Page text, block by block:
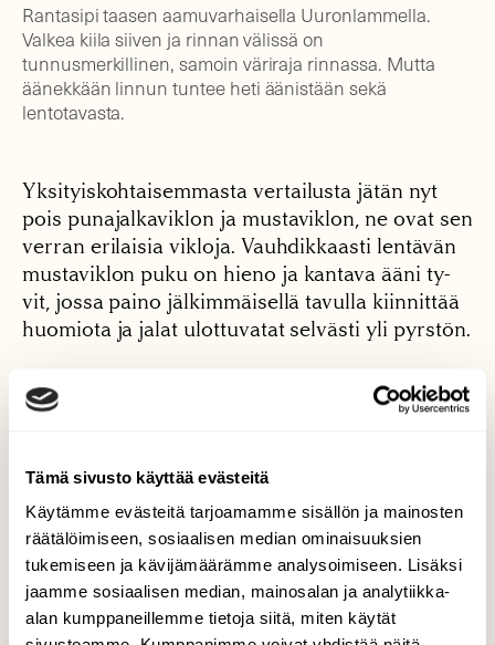
Tämä sivusto käyttää evästeitä
Käytämme evästeitä tarjoamamme sisällön ja mainosten
räätälöimiseen, sosiaalisen median ominaisuuksien
tukemiseen ja kävijämäärämme analysoimiseen. Lisäksi
jaamme sosiaalisen median, mainosalan ja analytiikka-
alan kumppaneillemme tietoja siitä, miten käytät
Rantasipi taasen aamuvarhaisella Uuronlammella.
Valkea kiila siiven ja rinnan välissä on
tunnusmerkillinen, samoin väriraja rinnassa. Mutta
äänekkään linnun tuntee heti äänistään sekä
lentotavasta.
Yksityiskohtaisemmasta vertailusta jätän nyt
pois punajalkaviklon ja mustaviklon, ne ovat sen
verran erilaisia vikloja. Vauhdikkaasti lentävän
mustaviklon puku on hieno ja kantava ääni ty-
vit, jossa paino jälkimmäisellä tavulla kiinnittää
huomiota ja jalat ulottuvatat selvästi yli pyrstön.